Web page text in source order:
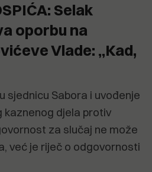
Selak
oporbu na
Vlade: „Kad,
sjednicu Sabora i uvođenje
kaznenog djela protiv
za slučaj ne može
već je riječ o odgovornosti